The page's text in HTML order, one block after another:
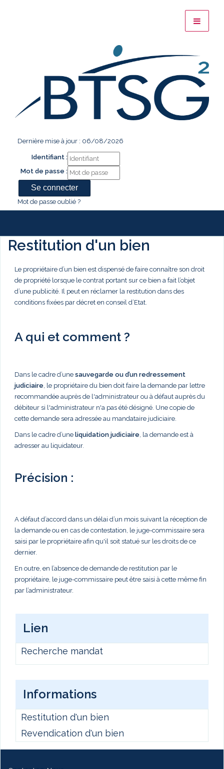
Dernière mise à jour : 06/08/2026
Identifiant :
Mot de passe :
Mot de passe oublié ?
Restitution d'un bien
Le propriétaire d’un bien est dispensé de faire connaître son droit
de propriété lorsque le contrat portant sur ce bien a fait l’objet
d’une publicité. Il peut en réclamer la restitution dans des
conditions fixées par décret en conseil d’Etat.
A qui et comment ?
Dans le cadre d’une sauvegarde ou d’un redressement
judiciaire , le propriétaire du bien doit faire la demande par lettre
recommandée auprès de l'administrateur ou à défaut auprès du
débiteur si l'administrateur n'a pas été désigné. Une copie de
cette demande sera adressée au mandataire judiciaire.
Dans le cadre d’une liquidation judiciaire , la demande est à
adresser au liquidateur.
Précision :
A défaut d’accord dans un délai d’un mois suivant la réception de
la demande ou en cas de contestation, le juge-commissaire sera
saisi par le propriétaire afin qu'il soit statué sur les droits de ce
dernier.
En outre, en l’absence de demande de restitution par le
propriétaire, le juge-commissaire peut être saisi à cette même fin
par l’administrateur.
Lien
Recherche mandat
Informations
Restitution d'un bien
Revendication d'un bien